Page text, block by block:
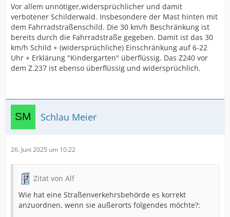
Vor allem unnötiger,widersprüchlicher und damit
verbotener Schilderwald. Insbesondere der Mast hinten mit
dem Fahrradstraßenschild. Die 30 km/h Beschränkung ist
bereits durch die Fahrradstraße gegeben. Damit ist das 30
km/h Schild + (widersprüchliche) Einschränkung auf 6-22
Uhr + Erklärung "Kindergarten" überflüssig. Das Z240 vor
dem Z.237 ist ebenso überflüssig und widersprüchlich.
Schlau Meier
26. Juni 2025 um 10:22
Zitat von Alf
Wie hat eine Straßenverkehrsbehörde es korrekt
anzuordnen, wenn sie außerorts folgendes möchte?: